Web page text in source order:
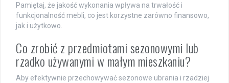
Pamiętaj, że jakość wykonania wpływa na trwałość i
funkcjonalność mebli, co jest korzystne zarówno finansowo,
jak i użytkowo.
Co zrobić z przedmiotami sezonowymi lub
rzadko używanymi w małym mieszkaniu?
Aby efektywnie przechowywać sezonowe ubrania i rzadziej